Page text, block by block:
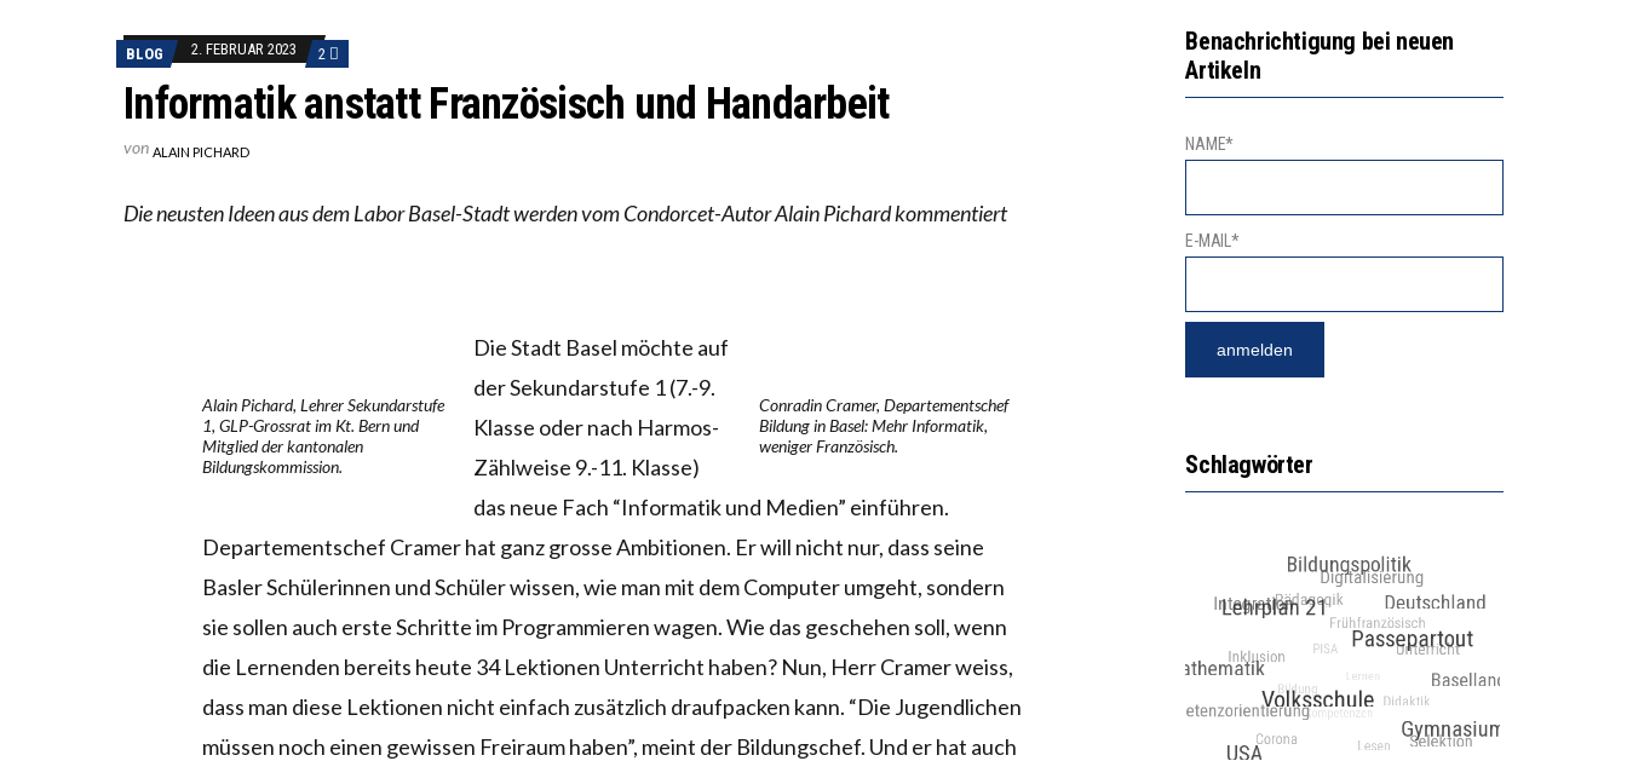
BLOG 2. FEBRUAR 2023 2
Informatik anstatt Französisch und Handarbeit
von ALAIN PICHARD
Die neusten Ideen aus dem Labor Basel-Stadt werden vom Condorcet-Autor Alain Pichard kommentiert
Alain Pichard, Lehrer Sekundarstufe
1, GLP-Grossrat im Kt. Bern und
Mitglied der kantonalen
Bildungskommission.
Conradin Cramer, Departementschef
Bildung in Basel: Mehr Informatik,
weniger Französisch.
Die Stadt Basel möchte auf
der Sekundarstufe 1 (7.-9.
Klasse oder nach Harmos-
Zählweise 9.-11. Klasse)
das neue Fach “Informatik und Medien” einführen.
Departementschef Cramer hat ganz grosse Ambitionen. Er will nicht nur, dass seine
Basler Schülerinnen und Schüler wissen, wie man mit dem Computer umgeht, sondern
sie sollen auch erste Schritte im Programmieren wagen. Wie das geschehen soll, wenn
die Lernenden bereits heute 34 Lektionen Unterricht haben? Nun, Herr Cramer weiss,
dass man diese Lektionen nicht einfach zusätzlich draufpacken kann. “Die Jugendlichen
müssen noch einen gewissen Freiraum haben”, meint der Bildungschef. Und er hat auch
Benachrichtigung bei neuen
Artikeln
NAME*
E-MAIL*
Schlagwörter